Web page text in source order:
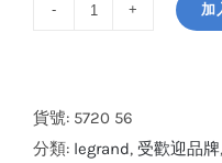
門
鐘
加
貨號: 5720 56
分類: legrand, 受歡迎品牌,